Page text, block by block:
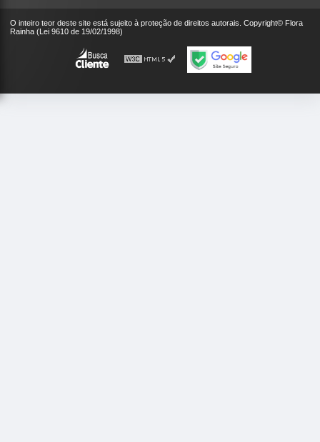
O inteiro teor deste site está sujeito à proteção de direitos autorais. Copyright© Flora
Rainha (Lei 9610 de 19/02/1998)